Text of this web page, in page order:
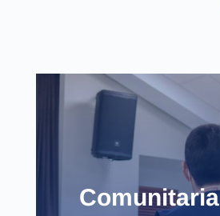
Comunitaria